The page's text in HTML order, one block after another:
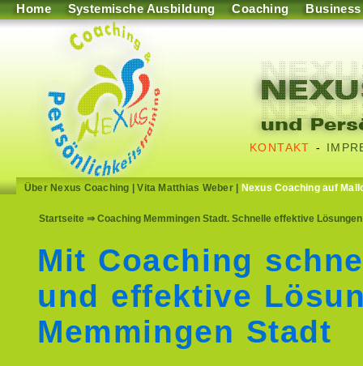
Home Systemische Ausbildung Coaching Business
KONTAKT -
Über Nexus Coaching |Vita Matthias Weber| Nexus Coaching auf
Startseite ⇒ Coaching Memmingen Stadt. Schnelle effektive
Mit Coaching
und effektive
Memmingen Stadt